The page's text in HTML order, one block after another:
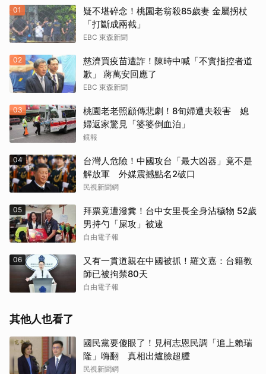
01
疑不堪碎念！桃園老翁殺85歲妻 金屬拐杖
「打斷成兩截」
EBC 東森新聞
02
慈濟買疫苗遭詐！陳時中喊「不實指控者道
歉」 蔣萬安回應了
EBC 東森新聞
03
桃園老老照顧傳悲劇！8旬婦遭夫殺害 媳
婦返家驚見「婆婆倒血泊」
鏡報
04
台灣人危險！中國攻台「最大凶器」竟不是
解放軍 外媒震撼點名2破口
民視新聞網
05
拜票竟遭潑糞！台中女里長全身沾穢物 52歲
男持勺「屎攻」被逮
自由電子報
06
又有一貫道親在中國被抓！羅文嘉：台籍教
師已被拘禁80天
自由電子報
其他人也看了
國民黨要傻眼了！見柯志恩民調「追上賴瑞
隆」嗨翻 真相出爐臉超腫
民視新聞網